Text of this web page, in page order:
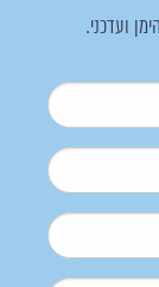
ועדכני.